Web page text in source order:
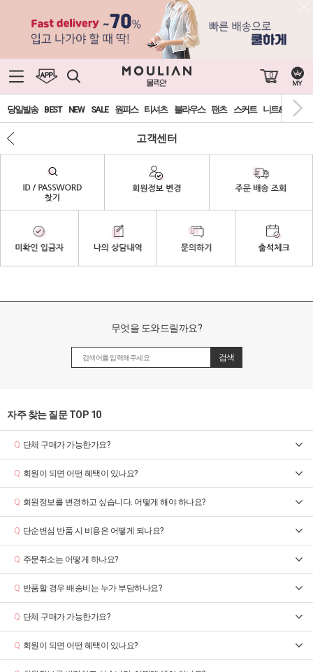
0
당일발송 BEST NEW SALE 원피스 티셔츠 블라우스 팬츠 스커트 니트&가디건
고객센터
무엇을 도와드릴까요?
자주 찾는 질문 TOP 10
Q 단체 구매가 가능한가요?
Q 회원이 되면 어떤 혜택이 있나요?
Q 회원정보를 변경하고 싶습니다. 어떻게 해야 하나요?
Q 단순변심 반품 시 비용은 어떻게 되나요?
Q 주문취소는 어떻게 하나요?
Q 반품할 경우 배송비는 누가 부담하나요?
Q 단체 구매가 가능한가요?
Q 회원이 되면 어떤 혜택이 있나요?